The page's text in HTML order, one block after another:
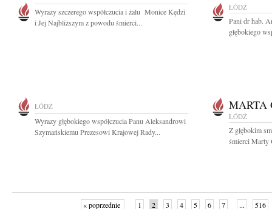
Wyrazy szczerego współczucia i żalu Monice Kędzi
i Jej Najbliższym z powodu śmierci...
ŁÓDŹ
Pani dr hab.
głębokiego
ŁÓDŹ
Wyrazy głębokiego współczucia Panu Aleksandrowi
Szymańskiemu Prezesowi Krajowej Rady...
MARTA
ŁÓDŹ
Z głębokim
śmierci Marty
« poprzednie 1 2 3 4 5 6 7 ... 516